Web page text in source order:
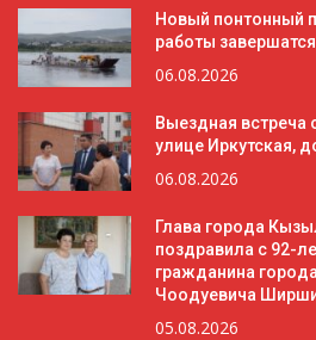
Новый понтонный
работы
06.08.2026
Выездная
улице Иркутская,
06.08.2026
Глава города
поздравила с 92-
гражданина
Чоодуевича
05.08.2026